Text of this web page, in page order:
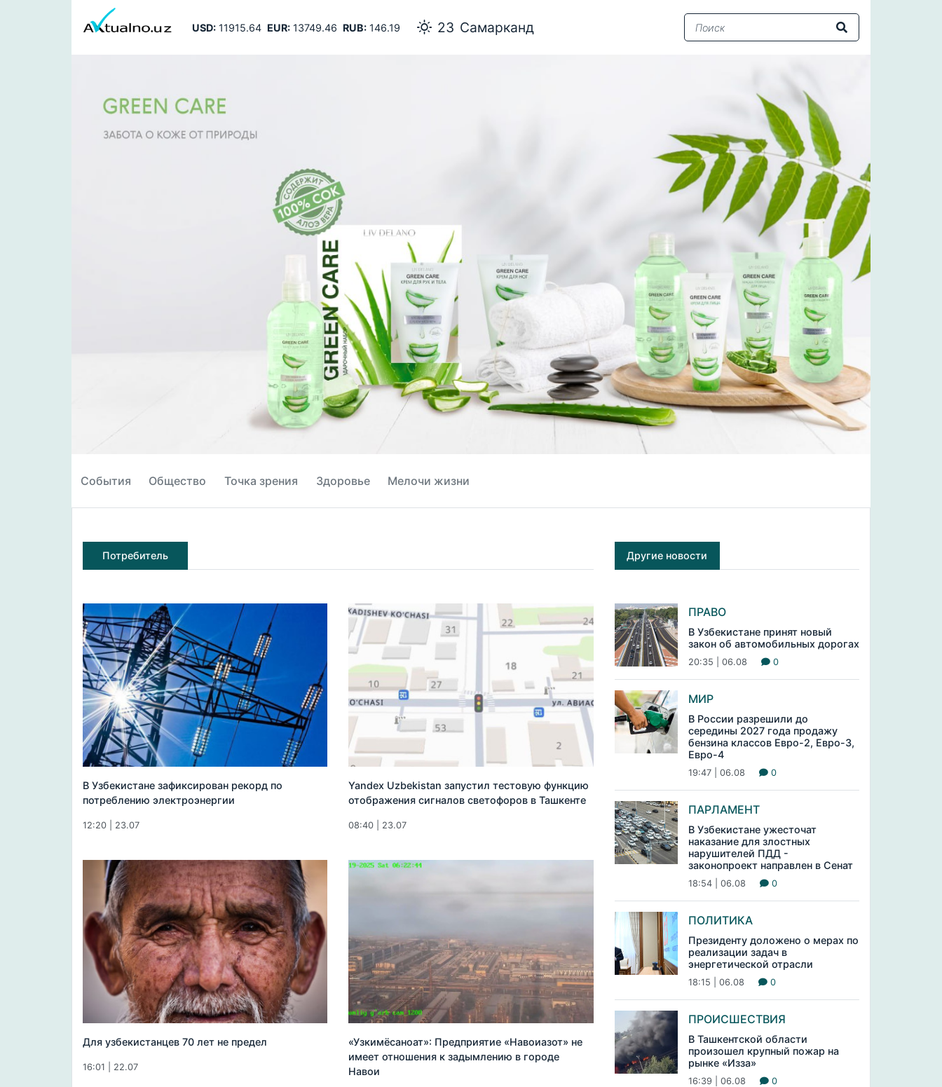
USD:11915.64 EUR:13749.46 RUB:146.19 23 Самарканд
События Общество Точка зрения Здоровье Мелочи жизни
Потребитель
В Узбекистане зафиксирован рекорд по
потреблению электроэнергии
12:20 | 23.07
Yandex Uzbekistan запустил тестовую функцию
отображения сигналов светофоров в Ташкенте
08:40 | 23.07
Для узбекистанцев 70 лет не предел
16:01 | 22.07
«Узкимёсаноат»: Предприятие «Навоиазот» не
имеет отношения к задымлению в городе
Навои
Другие новости
ПРАВО
В Узбекистане принят новый
закон об автомобильных дорогах
20:35 | 06.08 0
МИР
В России разрешили до
середины 2027 года продажу
бензина классов Евро-2, Евро-3,
Евро-4
19:47 | 06.08 0
ПАРЛАМЕНТ
В Узбекистане ужесточат
наказание для злостных
нарушителей ПДД -
законопроект направлен в Сенат
18:54 | 06.08 0
ПОЛИТИКА
Президенту доложено о мерах по
реализации задач в
энергетической отрасли
18:15 | 06.08 0
ПРОИСШЕСТВИЯ
В Ташкентской области
произошел крупный пожар на
рынке «Изза»
16:39 | 06.08 0